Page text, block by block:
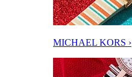
MICHAEL KORS ›